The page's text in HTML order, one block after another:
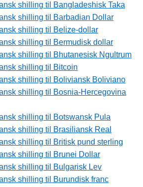
shilling til Bangladeshisk Taka
shilling til Barbadian Dollar
shilling til Belize-dollar
shilling til Bermudisk dollar
shilling til Bhutanesisk Ngultrum
shilling til Bitcoin
shilling til Boliviansk Boliviano
shilling til Bosnia-Hercegovina
shilling til Botswansk Pula
shilling til Brasiliansk Real
shilling til Britisk pund sterling
shilling til Brunei Dollar
shilling til Bulgarisk Lev
shilling til Burundisk franc